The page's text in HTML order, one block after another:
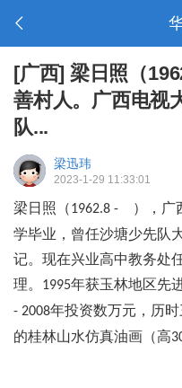
[广西] 梁日照（
善村人。广西电视
队...
梁迅玮
2023-1-29 11:33:01
梁日照（1962.8 -
），广
学毕业，曾任沙塘少先队
记。现在兴业高中教务处
理。 1995年获玉林地区先
- 2008年投资数万元，历
的桂林山水仿真油画（高